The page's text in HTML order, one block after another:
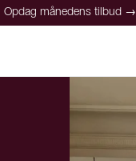
Opdag månedens tilbud →